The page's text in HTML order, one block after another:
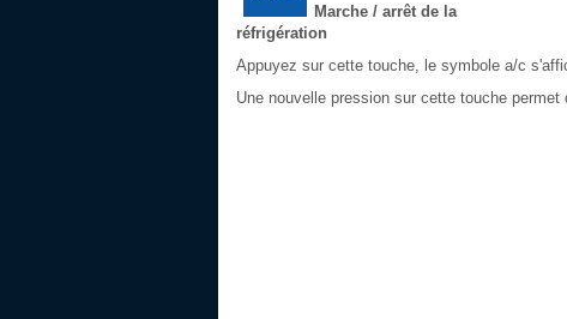
Marche / arrêt de la
réfrigération
Appuyez sur cette touche, le symbole a/c
Une nouvelle pression sur cette touche permet